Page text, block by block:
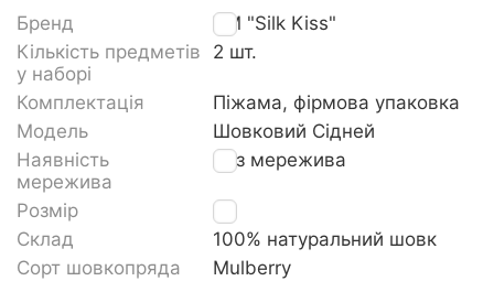
Бренд
TM "Silk Kiss"
Кількість предметів
у наборі
2 шт.
Комплектація
Піжама, фірмова упаковка
Модель
Шовковий Сідней
Наявність
мережива
Без мережива
Розмір
S
Склад
100% натуральний шовк
Сорт шовкопряда
Mulberry